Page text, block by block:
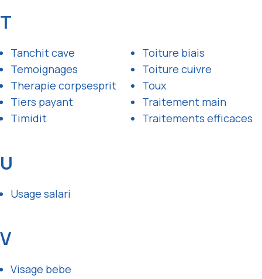
T
Tanchit cave
Temoignages
Therapie corpsesprit
Tiers payant
Timidit
Toiture biais
Toiture cuivre
Toux
Traitement main
Traitements efficaces
U
Usage salari
V
Visage bebe